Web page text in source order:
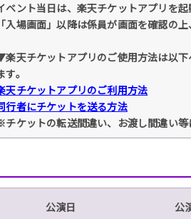
ベント当日は、楽天チケットアプリを
「入場画面」以降は係員が画面を確認の
天チケットアプリのご使用方法は以
す。
天チケットアプリのご利用方法
行者にチケットを送る方法
チケットの転送間違い、お渡し間違い等
公演日 公